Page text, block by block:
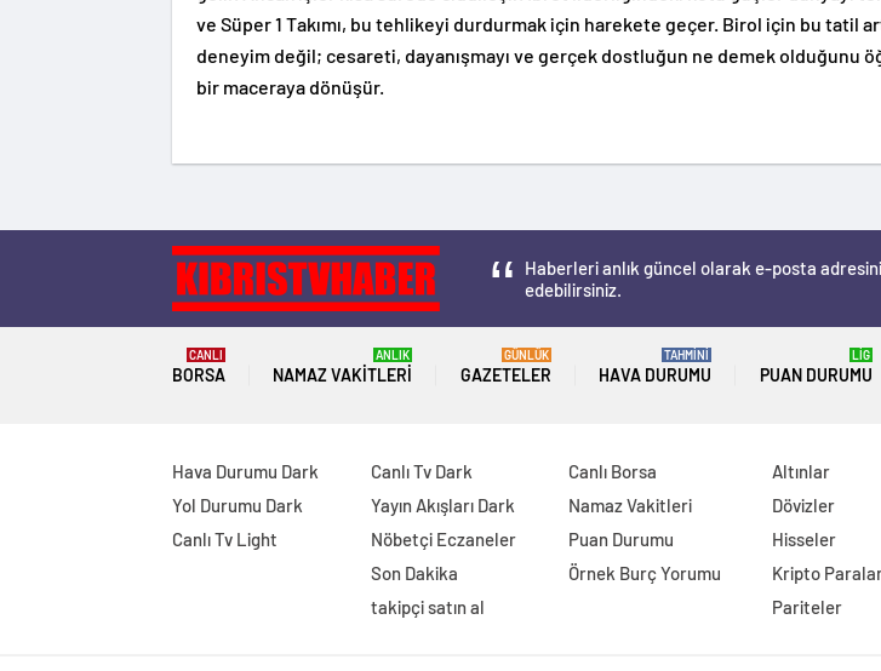
ve Süper 1 Takımı, bu tehlikeyi durdurmak için harekete geçer. Birol için bu tatil
deneyim değil; cesareti, dayanışmayı ve gerçek dostluğun ne demek olduğunu
bir maceraya dönüşür.
Haberleri anlık güncel olarak e-posta
edebilirsiniz.
BORSA
CANLI
NAMAZ VAKITLERI
ANLIK
GAZETELER
GÜNLÜK
HAVA DURUMU
TAHMİNİ
PUAN DURUMU
LİG
Hava Durumu Dark
Yol Durumu Dark
Canlı Tv Light
Canlı Tv Dark
Yayın Akışları Dark
Nöbetçi Eczaneler
Son Dakika
takipçi satın al
Canlı Borsa
Namaz Vakitleri
Puan Durumu
Örnek Burç Yorumu
Altınlar
Dövizler
Hisseler
Kripto
Pariteler